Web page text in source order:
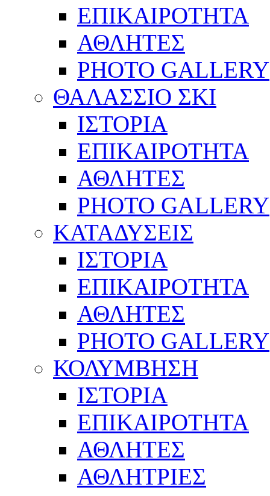
ΕΠΙΚΑΙΡΟΤΗΤΑ
ΑΘΛΗΤΕΣ
PHOTO GALLERY
ΘΑΛΑΣΣΙΟ ΣΚΙ
ΙΣΤΟΡΙΑ
ΕΠΙΚΑΙΡΟΤΗΤΑ
ΑΘΛΗΤΕΣ
PHOTO GALLERY
ΚΑΤΑΔΥΣΕΙΣ
ΙΣΤΟΡΙΑ
ΕΠΙΚΑΙΡΟΤΗΤΑ
ΑΘΛΗΤΕΣ
PHOTO GALLERY
ΚΟΛΥΜΒΗΣΗ
ΙΣΤΟΡΙΑ
ΕΠΙΚΑΙΡΟΤΗΤΑ
ΑΘΛΗΤΕΣ
ΑΘΛΗΤΡΙΕΣ